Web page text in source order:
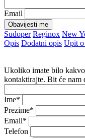
Email
Obavijesti me
Sudoper Reginox New
Opis Dodatni opis Upit
Ukoliko imate bilo
kontaktirajte. Bit će nam
Ime*
Prezime*
Email*
Telefon